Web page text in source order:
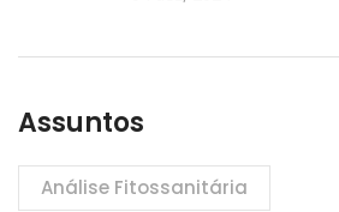
Assuntos
Análise Fitossanitária